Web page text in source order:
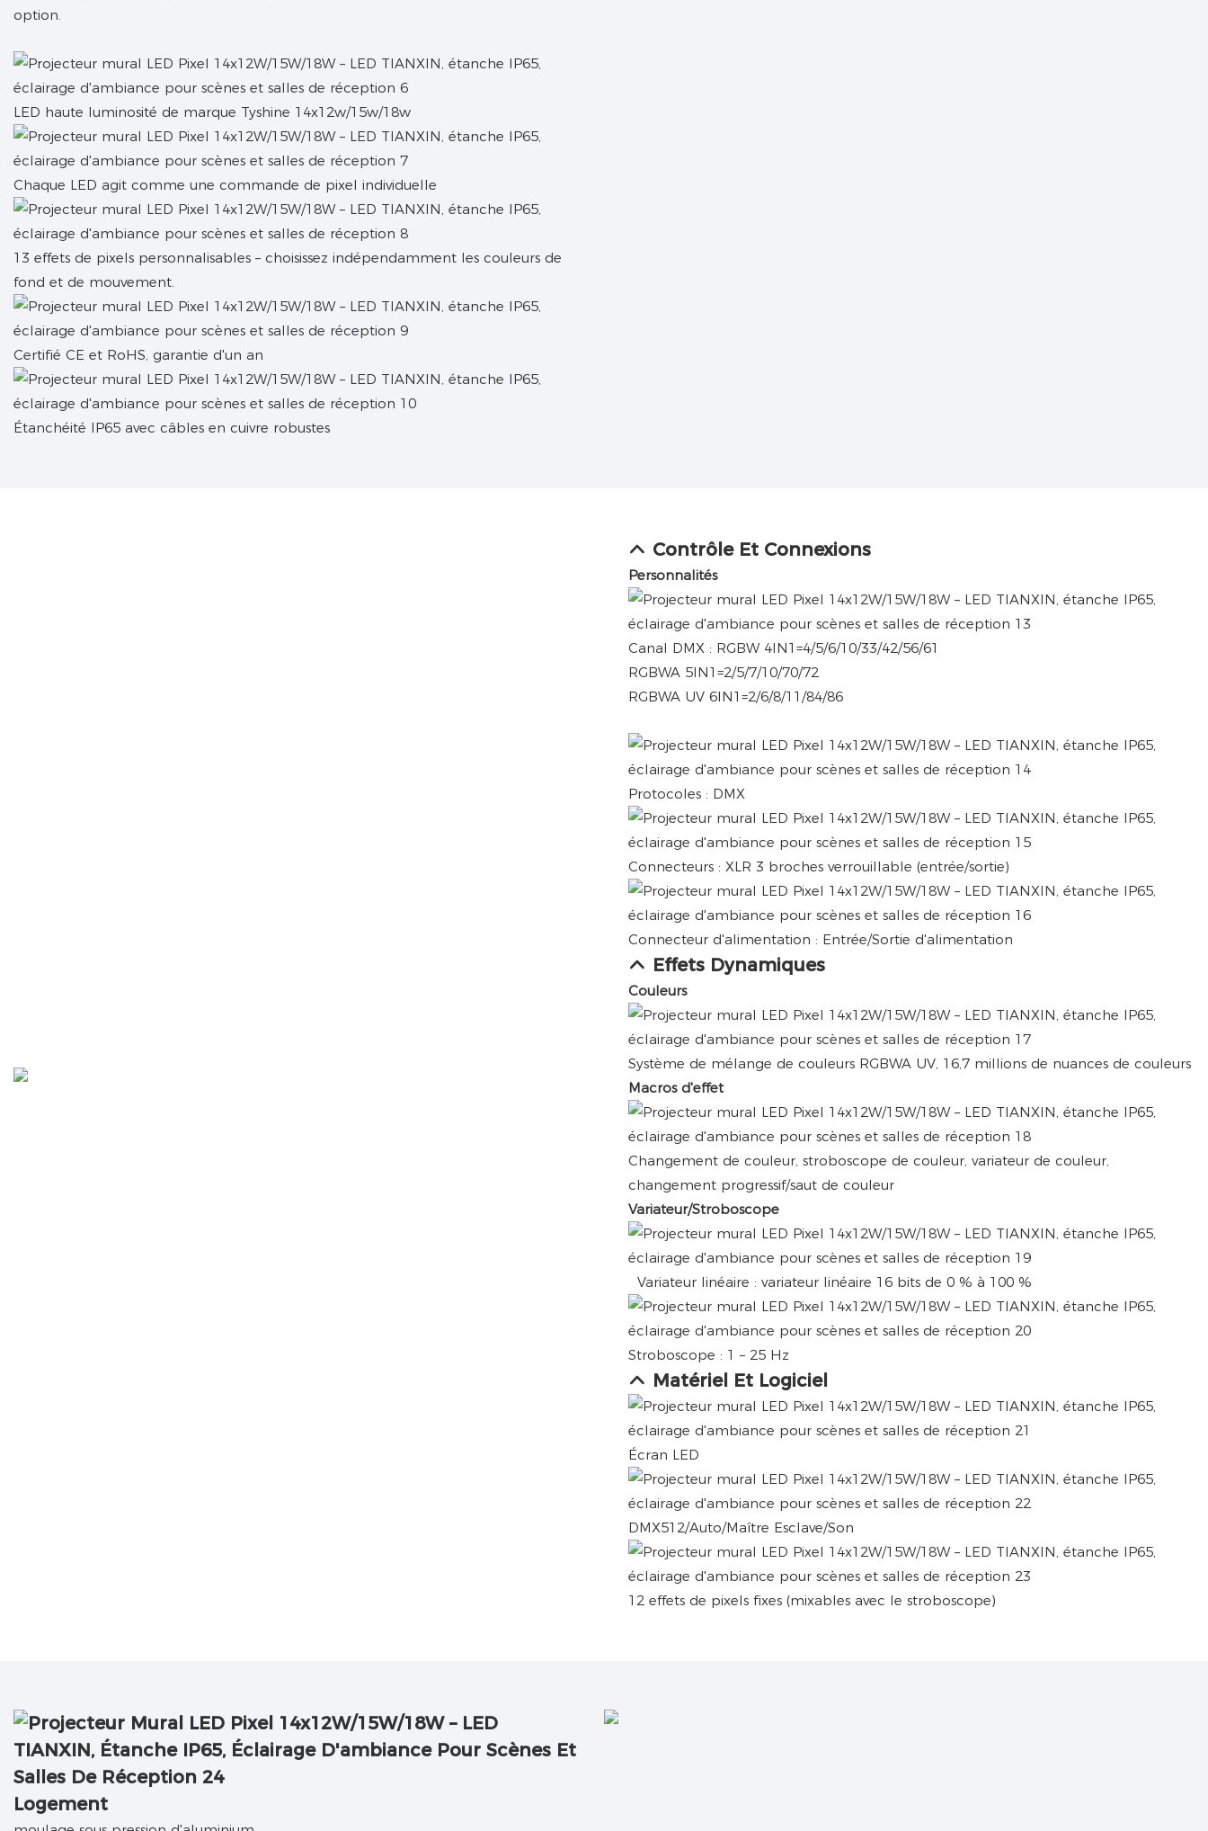
option.
LED haute luminosité de marque Tyshine 14x12w/15w/18w
Chaque LED agit comme une commande de pixel individuelle
13 effets de pixels personnalisables – choisissez indépendamment les couleurs de
fond et de mouvement.
Certifié CE et RoHS, garantie d'un an
Étanchéité IP65 avec câbles en cuivre robustes
Contrôle Et Connexions
Personnalités
Canal DMX : RGBW 4IN1=4/5/6/10/33/42/56/61
RGBWA 5IN1=2/5/7/10/70/72
RGBWA UV 6IN1=2/6/8/11/84/86
Protocoles : DMX
Connecteurs : XLR 3 broches verrouillable (entrée/sortie)
Connecteur d'alimentation : Entrée/Sortie d'alimentation
Effets Dynamiques
Couleurs
Système de mélange de couleurs RGBWA UV, 16,7 millions de nuances de couleurs
Macros d'effet
Changement de couleur, stroboscope de couleur, variateur de couleur,
changement progressif/saut de couleur
Variateur/Stroboscope
Variateur linéaire : variateur linéaire 16 bits de 0 % à 100 %
Stroboscope : 1 – 25 Hz
Matériel Et Logiciel
Écran LED
DMX512/Auto/Maître Esclave/Son
12 effets de pixels fixes (mixables avec le stroboscope)
Logement